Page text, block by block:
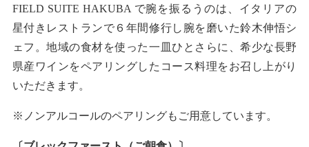
FIELD SUITE HAKUBA で腕を振るうのは、イタリアの
星付きレストランで６年間修行し腕を磨いた鈴木伸悟シ
ェフ。地域の食材を使った一皿ひとさらに、希少な長野
県産ワインをペアリングしたコース料理をお召し上がり
いただきます。
※ノンアルコールのペアリングもご用意しています。